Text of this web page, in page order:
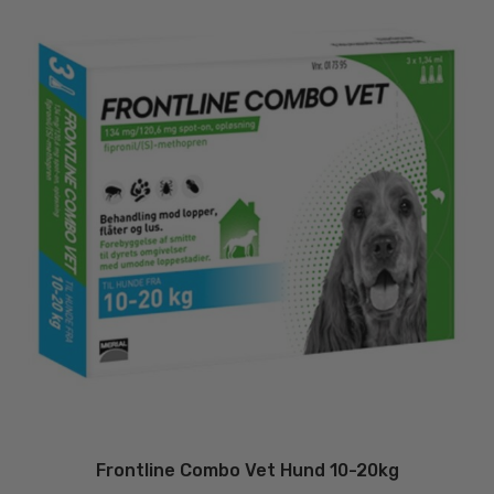
Frontline Combo Vet Hund 10-20kg